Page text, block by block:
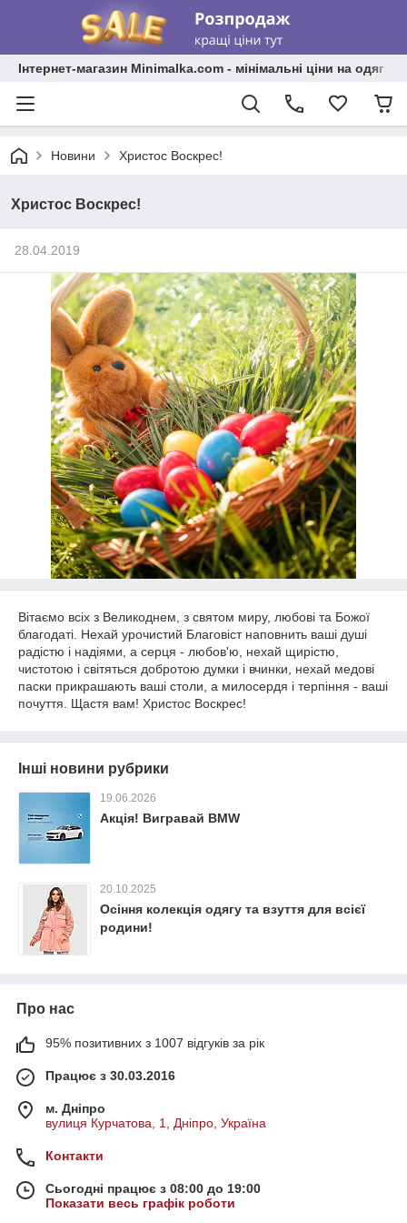
Інтернет-магазин Minimalka.com - мінімальні ціни на одяг
Новини Христос Воскрес!
Христос Воскрес!
28.04.2019
Вітаємо всіх з Великоднем, з святом миру, любові та Божої
благодаті. Нехай урочистий Благовіст наповнить ваші душі
радістю і надіями, а серця - любов'ю, нехай щирістю,
чистотою і світяться добротою думки і вчинки, нехай медові
паски прикрашають ваші столи, а милосердя і терпіння - ваші
почуття. Щастя вам! Христос Воскрес!
Інші новини рубрики
19.06.2026
Акція! Вигравай BMW
20.10.2025
Осіння колекція одягу та взуття для всієї
родини!
Про нас
95% позитивних з 1007 відгуків за рік
Працює з 30.03.2016
м. Дніпро
вулиця Курчатова, 1, Дніпро, Україна
Контакти
Сьогодні працює з 08:00 до 19:00
Показати весь графік роботи